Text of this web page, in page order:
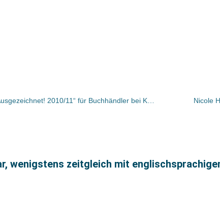
Nicole
wenigstens zeitgleich mit